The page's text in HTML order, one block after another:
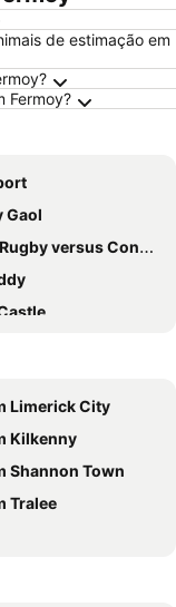
de estimação em
Fermoy?
Gaol
Rugby in the RaboDirect Pro 12
Jazz Festival
Center
City
Limerick City
Kilkenny
Shannon Town
Tralee